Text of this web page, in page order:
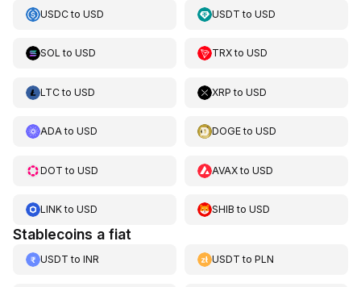
USDCto USD USDT toUSD
SOL to USD TRXtoUSD
LTCto USD XRP toUSD
ADAto USD DOGEtoUSD
DOT to USD AVAXtoUSD
LINKto USD SHIB toUSD
Stablecoins a fiat
USDT to INR USDT toPLN